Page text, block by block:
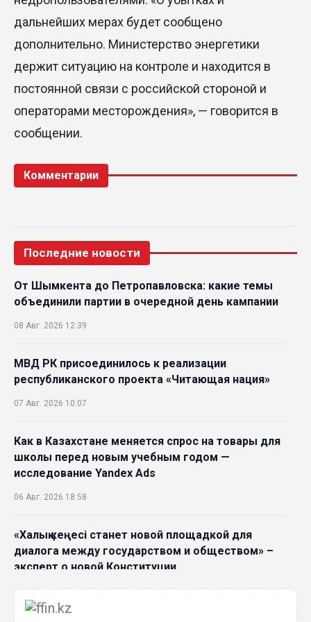
Казахстан сохраняет лидерство в Центральной
Азии по устойчивости инвестиционного рынка
23 Июл. 2026 15:39
Полный гид: На какую поддержку от государства
может рассчитывать многодетная семья в
Казахстане
23 Июл. 2026 12:48
Аида Балаева высказалась о важности развития
Курултай должен стать эффективным
21 Июл. 2026 12:02
20 Июл. 2026 11:14
дальнейших мерах будет сообщено
дополнительно. Министерство энергетики
держит ситуацию на контроле и находится в
постоянной связи с российской стороной и
операторами месторождения», — говорится в
сообщении.
Комментарии
Последние новости
От Шымкента до Петропавловска: какие темы
объединили партии в очередной день кампании
08 Авг. 2026 12:39
МВД РК присоединилось к реализации
республиканского проекта «Читающая нация»
07 Авг. 2026 10:07
Как в Казахстане меняется спрос на товары для
школы перед новым учебным годом —
исследование Yandex Ads
06 Авг. 2026 18:58
«Халық кеңесі станет новой площадкой для
диалога между государством и обществом» –
эксперт о новой Конституции
06 Авг. 2026 15:51